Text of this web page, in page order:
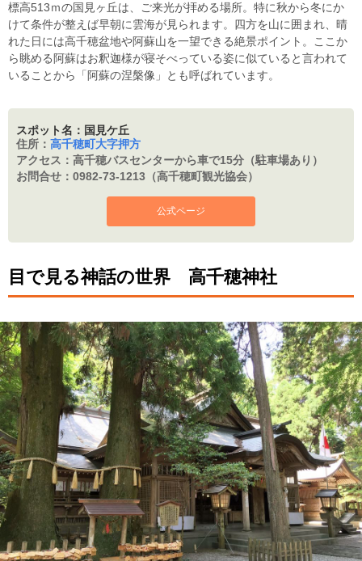
標高513ｍの国見ヶ丘は、ご来光が拝める場所。特に秋から冬にか
けて条件が整えば早朝に雲海が見られます。四方を山に囲まれ、晴
れた日には高千穂盆地や阿蘇山を一望できる絶景ポイント。ここか
ら眺める阿蘇はお釈迦様が寝そべっている姿に似ていると言われて
いることから「阿蘇の涅槃像」とも呼ばれています。
スポット名：国見ケ丘
住所： 高千穂町大字押方
アクセス： 高千穂バスセンターから車で15分（駐車場あり）
お問合せ： 0982-73-1213（高千穂町観光協会）
公式ページ
目で見る神話の世界 高千穂神社